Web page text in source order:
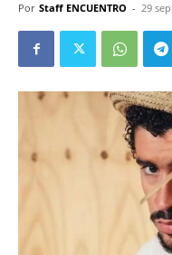
Por Staff ENCUENTRO - 29